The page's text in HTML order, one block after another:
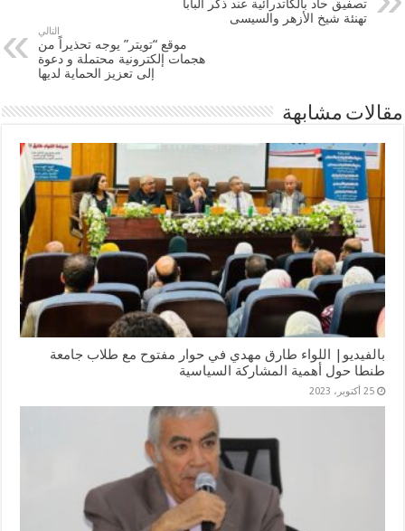
تصفيق حاد بالكاتدرائية عند ذكر البابا
تهنئة شيخ الأزهر والسيسى
التالي
موقع “تويتر” يوجه تحذيراً من
هجمات إلكترونية محتملة و دعوة
إلى تعزيز الحماية لديها
مقالات مشابهة
بالفيديو| اللواء طارق مهدي في حوار مفتوح مع طلاب جامعة
طنطا حول أهمية المشاركة السياسية
25 أكتوبر، 2023